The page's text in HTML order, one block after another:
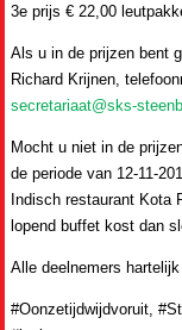
3e prijs € 22,00
Als u in de prijzen bent
Richard Krijnen,
secretariaat@sks-
Mocht u niet in de
de periode van 12-11-
Indisch restaurant Kota
lopend buffet kost dan
Alle deelnemers
#Oonzetijdwijdvoruit,